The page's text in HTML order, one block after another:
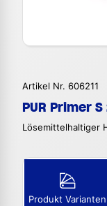
Artikel Nr. 606211
PUR Primer S
Lösemittelhaltiger
Produkt Varianten